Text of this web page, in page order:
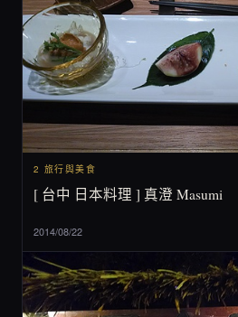
2 旅行與美食
[ 台中 日本料理 ] 真澄 Masumi
2014/08/22